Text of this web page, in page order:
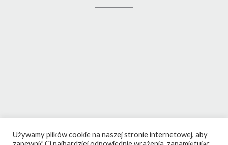
Używamy plików cookie na naszej stronie internetowej, aby